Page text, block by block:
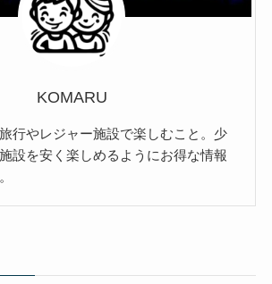
KOMARU
行やレジャー施設で楽しむこと。少
設を安く楽しめるようにお得な情報